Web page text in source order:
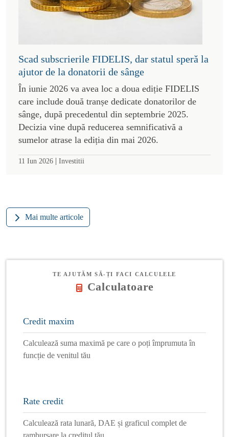
Scad subscrierile FIDELIS, dar statul speră la
ajutor de la donatorii de sânge
În iunie 2026 va avea loc a doua ediție FIDELIS
care include două tranșe dedicate donatorilor de
sânge, după precedentul din septembrie 2025.
Decizia vine după reducerea semnificativă a
sumelor atrase la ediția din mai 2026.
11 Iun 2026 | Investitii
Mai multe articole
TE AJUTĂM SĂ-ȚI FACI CALCULELE
Calculatoare
Credit maxim
Calculează suma maximă pe care o poți împrumuta în
funcție de venitul tău
Rate credit
Calculează rata lunară, DAE și graficul complet de
rambursare la creditul tău